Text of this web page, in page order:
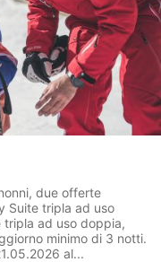
due offerte
Suite tripla ad uso
tripla ad uso doppia,
minimo di 3 notti.
al...